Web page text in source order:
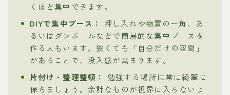
くほど集中できます。
DIYで集中ブース：
押し入れや物置の一角、あ
るいはダンボールなどで簡易的な集中ブースを
作る人もいます。狭くても「自分だけの空間」
があることで、没入感が高まります。
片付け・整理整頓：
勉強する場所は常に綺麗に
保ちましょう。余計なものが視界に入らないよ